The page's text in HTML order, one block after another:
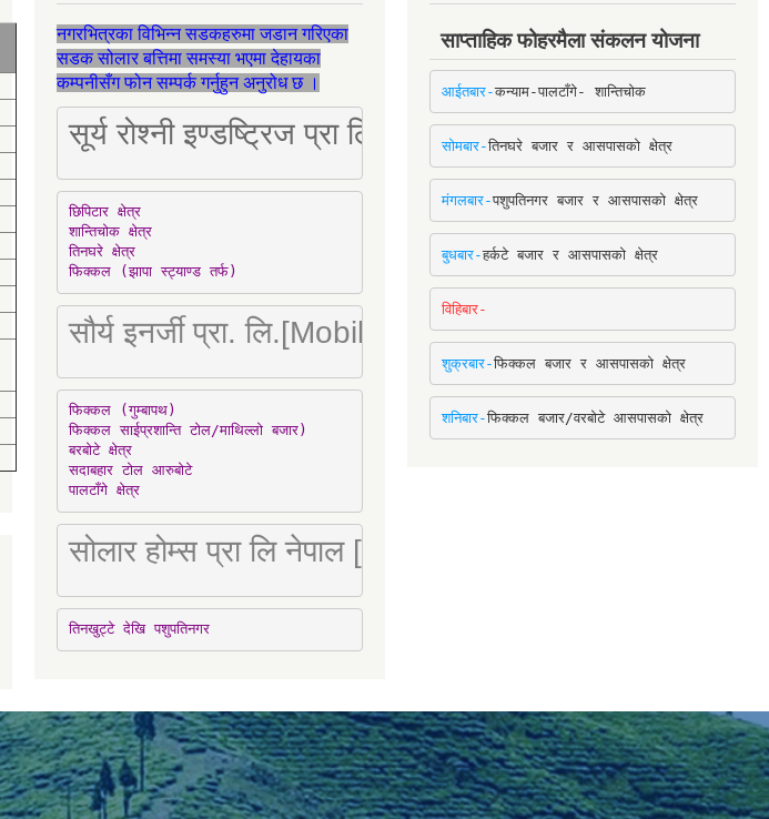
नगरभित्रका विभिन्न सडकहरुमा जडान गरिएका
सडक सोलार बत्तिमा समस्या भएमा देहायका
कम्पनीसँग फोन सम्पर्क गर्नुहुन अनुरोध छ ।
सूर्य रोश्नी इण्डष्ट्रिज प्रा लि [Mobile: 9851034034]
छिपिटार क्षेत्र
शान्तिचोक क्षेत्र
तिनघरे क्षेत्र
फिक्कल (झापा स्ट्याण्ड तर्फ)
सौर्य इनर्जी प्रा. लि.[Mobile : 9842780266]
फिक्कल (गुम्बापथ)
फिक्कल साईप्रशान्ति टोल/माथिल्लो बजार)
बरबोटे क्षेत्र
सदाबहार टोल आरुबोटे
पालटाँगे क्षेत्र
सोलार होम्स प्रा लि नेपाल [Mobile : 9851066274]
तिनखुट्टे देखि पशुपतिनगर
साप्ताहिक फोहरमैला संकलन योजना
आईतबार-कन्याम-पालटाँगे- शान्तिचोक
सोमबार-तिनघरे बजार र आसपासको क्षेत्र
मंगलबार-पशुपतिनगर बजार र आसपासको क्षेत्र
बुधबार-हर्कटे बजार र आसपासको क्षेत्र
विहिबार-
शुक्रबार-फिक्कल बजार र आसपासको क्षेत्र
शनिबार-फिक्कल बजार/वरबोटे आसपासको क्षेत्र